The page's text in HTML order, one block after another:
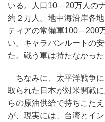
いる。人口10―20万人の
約２万人。地中海沿岸各
ティアの常備軍100―200
い。キャラバンルートの
た。戦う軍は持たなかった
ちなみに、太平洋戦争
取られた日本が対米開戦
らの原油供給で持ちこた
が、現実には、台湾とイ